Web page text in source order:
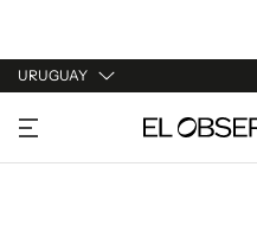
URUGUAY
URUGUAY
ARGENTINA